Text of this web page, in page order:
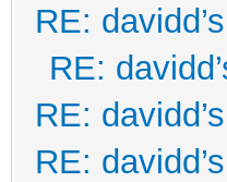
RE:
RE:
RE:
RE: